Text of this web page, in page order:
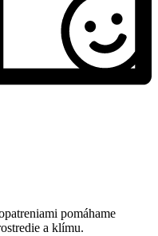
pomáhame
a klímu.